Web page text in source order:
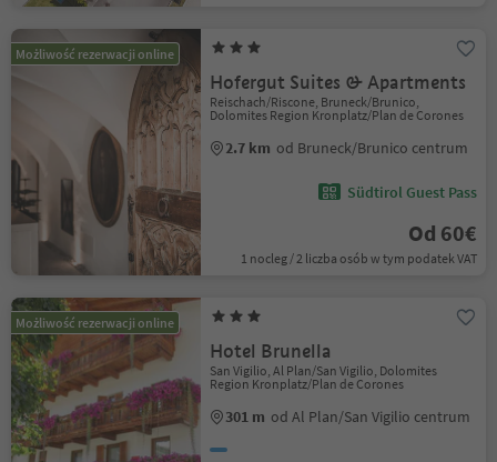
Możliwość rezerwacji online
Hofergut Suites & Apartments
Reischach/Riscone, Bruneck/Brunico,
Dolomites Region Kronplatz/Plan de Corones
2.7 km od Bruneck/Brunico centrum
Südtirol Guest Pass
Od 60€
1 nocleg / 2 liczba osób w tym podatek VAT
Możliwość rezerwacji online
Hotel Brunella
San Vigilio, Al Plan/San Vigilio, Dolomites
Region Kronplatz/Plan de Corones
301 m od Al Plan/San Vigilio centrum